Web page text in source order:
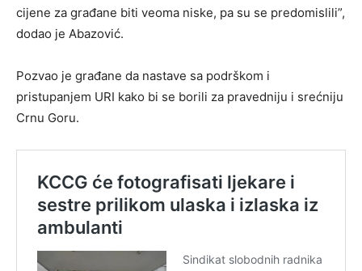
cijene za građane biti veoma niske, pa su se predomislili”,
dodao je Abazović.
Pozvao je građane da nastave sa podrškom i
pristupanjem URI kako bi se borili za pravedniju i srećniju
Crnu Goru.